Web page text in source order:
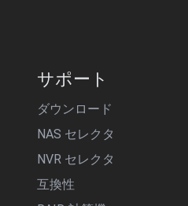
サポート
ダウンロード
NAS セレクタ
NVR セレクタ
互換性